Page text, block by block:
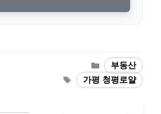
Categories
부동산
Tags
가평 청평로얄